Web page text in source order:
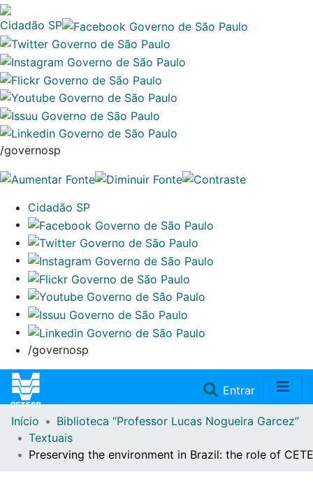
Cidadão SP
/governosp
Cidadão SP
/governosp
Entrar(current)
Home
Início
Biblioteca “Professor Lucas Nogueira Garcez”
Textuais
Preserving the environment in Brazil: the role of